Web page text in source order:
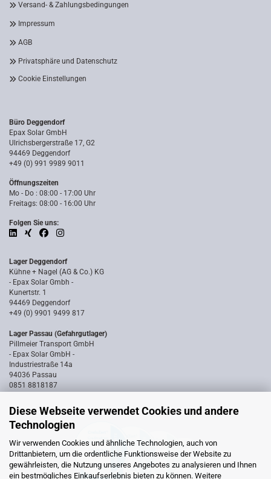
Diese Webseite verwendet Cookies und andere
Technologien
Wir verwenden Cookies und ähnliche Technologien, auch von
Drittanbietern, um die ordentliche Funktionsweise der Website zu
gewährleisten, die Nutzung unseres Angebotes zu analysieren und Ihnen
ein bestmögliches Einkaufserlebnis bieten zu können. Weitere
Versand- & Zahlungsbedingungen
Impressum
AGB
Privatsphäre und Datenschutz
Cookie Einstellungen
Büro Deggendorf
Epax Solar GmbH
Ulrichsbergerstraße 17, G2
94469 Deggendorf
+49 (0) 991 9989 9011
Öffnungszeiten
Mo - Do : 08:00 - 17:00 Uhr
Freitags: 08:00 - 16:00 Uhr
Folgen Sie uns:
Lager Deggendorf
Kühne + Nagel (AG & Co.) KG
- Epax Solar Gmbh -
Kunertstr. 1
94469 Deggendorf
+49 (0) 9901 9499 817
Lager Passau (Gefahrgutlager)
Pillmeier Transport GmbH
- Epax Solar GmbH -
Industriestraße 14a
94036 Passau
0851 8818187